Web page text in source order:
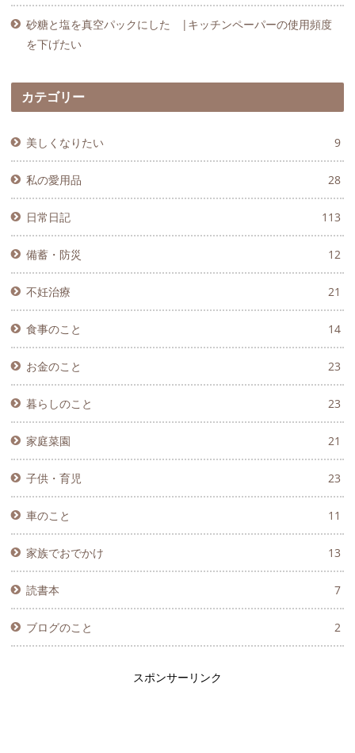
砂糖と塩を真空パックにした |キッチンペーパーの使用頻度
を下げたい
カテゴリー
美しくなりたい 9
私の愛用品 28
日常日記 113
備蓄・防災 12
不妊治療 21
食事のこと 14
お金のこと 23
暮らしのこと 23
家庭菜園 21
子供・育児 23
車のこと 11
家族でおでかけ 13
読書本 7
ブログのこと 2
スポンサーリンク